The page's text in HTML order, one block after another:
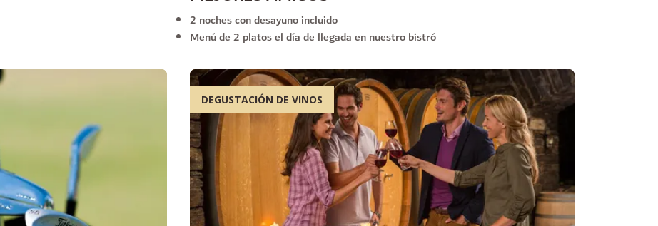
2 noches con desayuno incluido
Menú de 2 platos el día de llegada en nuestro bistró
DEGUSTACIÓN DE VINOS